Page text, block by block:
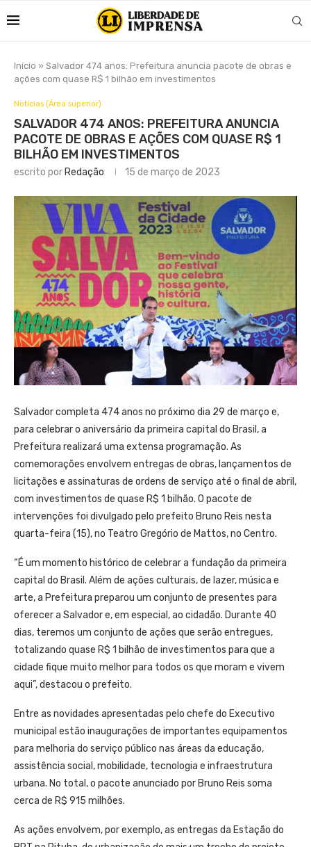
Início » Salvador 474 anos: Prefeitura anuncia pacote de obras e
ações com quase R$ 1 bilhão em investimentos
Notícias (Área superior)
SALVADOR 474 ANOS: PREFEITURA ANUNCIA
PACOTE DE OBRAS E AÇÕES COM QUASE R$ 1
BILHÃO EM INVESTIMENTOS
escrito por Redação 15 de março de 2023
Salvador completa 474 anos no próximo dia 29 de março e,
para celebrar o aniversário da primeira capital do Brasil, a
Prefeitura realizará uma extensa programação. As
comemorações envolvem entregas de obras, lançamentos de
licitações e assinaturas de ordens de serviço até o final de abril,
com investimentos de quase R$ 1 bilhão. O pacote de
intervenções foi divulgado pelo prefeito Bruno Reis nesta
quarta-feira (15), no Teatro Gregório de Mattos, no Centro.
“É um momento histórico de celebrar a fundação da primeira
capital do Brasil. Além de ações culturais, de lazer, música e
arte, a Prefeitura preparou um conjunto de presentes para
oferecer a Salvador e, em especial, ao cidadão. Durante 40
dias, teremos um conjunto de ações que serão entregues,
totalizando quase R$ 1 bilhão de investimentos para que a
cidade fique muito melhor para todos os que moram e vivem
aqui”, destacou o prefeito.
Entre as novidades apresentadas pelo chefe do Executivo
municipal estão inaugurações de importantes equipamentos
para melhoria do serviço público nas áreas da educação,
assistência social, mobilidade, tecnologia e infraestrutura
urbana. No total, o pacote anunciado por Bruno Reis soma
cerca de R$ 915 milhões.
As ações envolvem, por exemplo, as entregas da Estação do